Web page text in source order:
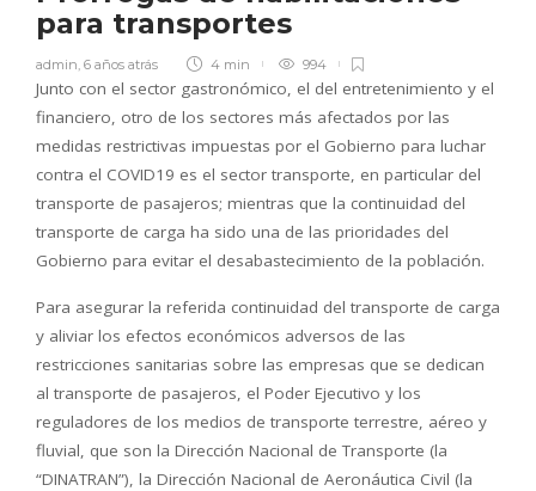
para transportes
admin 6 años atrás 4 min 994
Junto con el sector gastronómico, el del entretenimiento y el
financiero, otro de los sectores más afectados por las
medidas restrictivas impuestas por el Gobierno para luchar
contra el COVID19 es el sector transporte, en particular del
transporte de pasajeros; mientras que la continuidad del
transporte de carga ha sido una de las prioridades del
Gobierno para evitar el desabastecimiento de la población.
Para asegurar la referida continuidad del transporte de carga
y aliviar los efectos económicos adversos de las
restricciones sanitarias sobre las empresas que se dedican
al transporte de pasajeros, el Poder Ejecutivo y los
reguladores de los medios de transporte terrestre, aéreo y
fluvial, que son la Dirección Nacional de Transporte (la
“DINATRAN”), la Dirección Nacional de Aeronáutica Civil (la